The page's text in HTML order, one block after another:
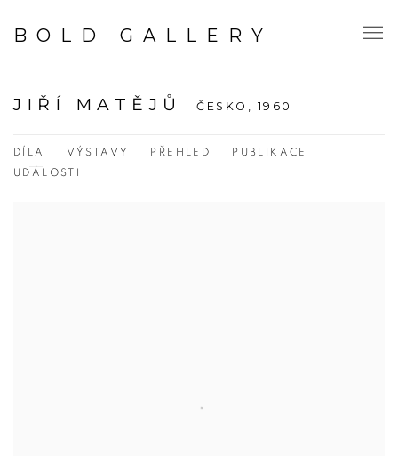
BOLD GALLERY
JIŘÍ MATĚJŮ ČESKO, 1960
DÍLA VÝSTAVY PŘEHLED
PUBLIKACE
UDÁLOSTI